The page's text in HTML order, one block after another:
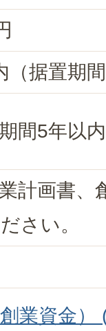
（据置期
期間5年以
計画書、
さい。
業資金）